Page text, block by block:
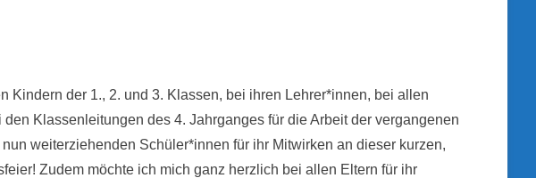
Kindern der 1., 2. und 3. Klassen, bei ihren Lehrer*innen, bei allen
Klassenleitungen des 4. Jahrganges für die Arbeit der vergangenen
weiterziehenden Schüler*innen für ihr Mitwirken an dieser kurzen,
Zudem möchte ich mich ganz herzlich bei allen Eltern für ihr